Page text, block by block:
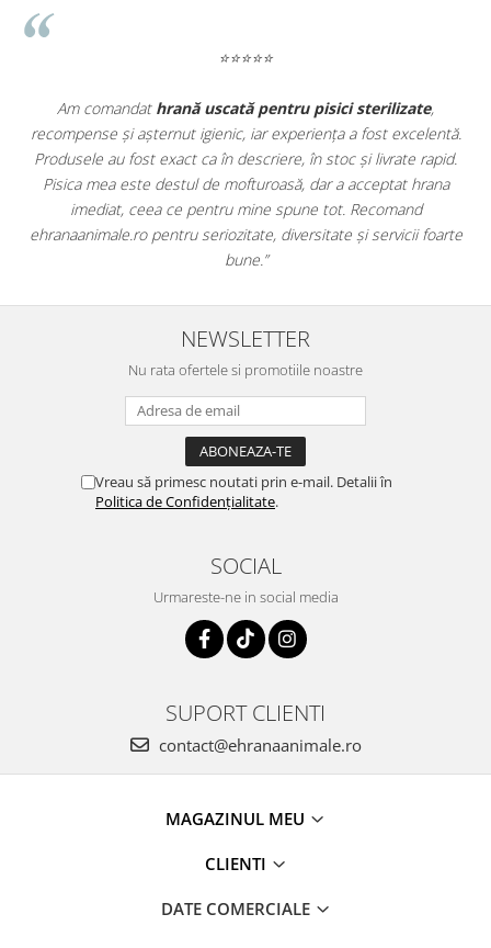
⭐⭐⭐⭐⭐
Apreciez foarte mult faptul că peehranaanimale.rogăsesc
doar hrană, ci și produse dinfarmacia veterinară:
antiparazitare, suplimente și soluții de îngrijire. Este foarte
comod să pot comanda tot ce am nevoie pentru animalul
dintr-un singur loc. Livrarea a fost rapidă, iar produsele au
originale și în termen. Magazin serios, bine organizat și foarte
pentru orice stăpân de animale.
NEWSLETTER
Nu rata ofertele si promotiile noastre
Vreau să primesc noutati prin e-mail. Detalii în
Politica de Confidențialitate.
SOCIAL
Urmareste-ne in social media
SUPORT CLIENTI
contact@ehranaanimale.ro
MAGAZINUL MEU
CLIENTI
DATE COMERCIALE